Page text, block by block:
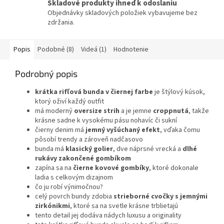
Skladové produkty ihneď k odoslaniu
Objednávky skladových položiek vybavujeme bez
zdržania.
Popis Podobné (8) Videá (1) Hodnotenie
Podrobný popis
krátka rifľová bunda v čiernej farbe je štýlový kúsok,
ktorý oživí každý outfit
má moderný oversize strih a je jemne croppnutá, takže
krásne sadne k vysokému pásu nohavíc či sukní
čierny denim májemný vyšúchaný efekt, vďaka čomu
pôsobí trendy a zároveň nadčasovo
bunda má klasický golier, dve náprsné vrecká a dlhé
rukávy zakončené gombíkom
zapína sa na čierne kovové gombíky, ktoré dokonale
ladia s celkovým dizajnom
čo ju robí výnimočnou?
celý povrch bundy zdobia strieborné cvočky s jemnými
zirkónikmi, ktoré sa na svetle krásne trblietajú
tento detail jej dodáva nádych luxusu a originality